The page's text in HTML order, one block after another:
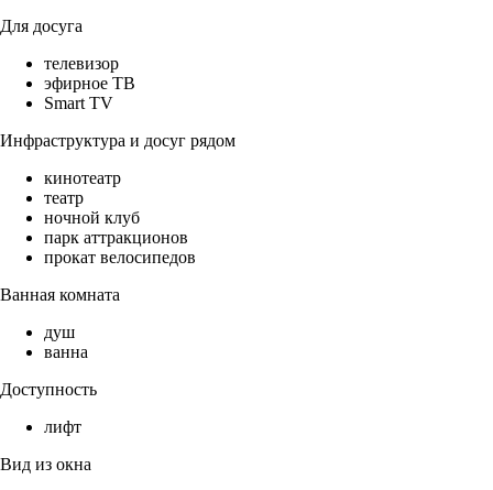
Для досуга
телевизор
эфирное ТВ
Smart TV
Инфраструктура и досуг рядом
кинотеатр
театр
ночной клуб
парк аттракционов
прокат велосипедов
Ванная комната
душ
ванна
Доступность
лифт
Вид из окна